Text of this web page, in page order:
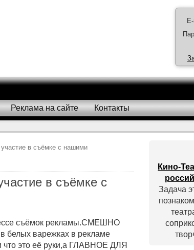
Реклама на сайте Контакты
в съёмке с нашими
в съёмке с
съёмок рекламы.СМЕШНО
белых варежках в рекламе
что это её руки,а ГЛАВНОЕ ДЛЯ
Кино-
Задача